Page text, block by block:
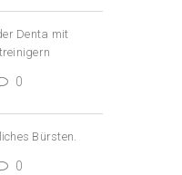
Denta mit
0
Bürsten.
0